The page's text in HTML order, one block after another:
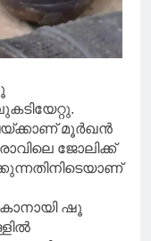
മൂർഖൻ
ജോലിക്ക്
ഷൂ